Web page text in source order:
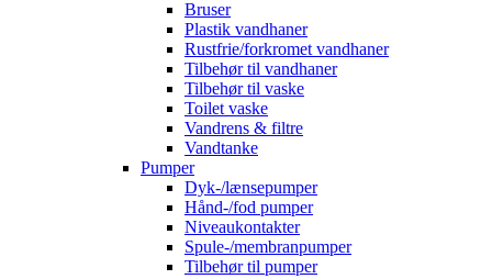
Bruser
Plastik vandhaner
Rustfrie/forkromet vandhaner
Tilbehør til vandhaner
Tilbehør til vaske
Toilet vaske
Vandrens & filtre
Vandtanke
Pumper
Dyk-/lænsepumper
Hånd-/fod pumper
Niveaukontakter
Spule-/membranpumper
Tilbehør til pumper